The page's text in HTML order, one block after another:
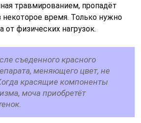
травмированием, пропадёт
некоторое время. Только нужно
от физических нагрузок.
съеденного красного
меняющего цвет, не
красящие компоненты
моча приобретёт